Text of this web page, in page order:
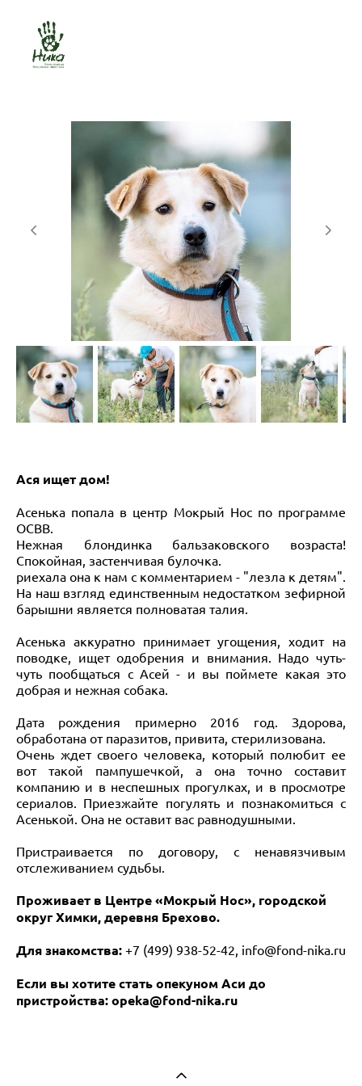
Ася ищет дом!
Асенька попала в центр Мокрый Нос по программе
ОСВВ.
Нежная блондинка бальзаковского возраста!
Спокойная, застенчивая булочка.
риехала она к нам с комментарием - "лезла к детям".
На наш взгляд единственным недостатком зефирной
барышни является полноватая талия.
Асенька аккуратно принимает угощения, ходит на
поводке, ищет одобрения и внимания. Надо чуть-
чуть пообщаться с Асей - и вы поймете какая это
добрая и нежная собака.
Дата рождения примерно 2016 год. Здорова,
обработана от паразитов, привита, стерилизована.
Очень ждет своего человека, который полюбит ее
вот такой пампушечкой, а она точно составит
компанию и в неспешных прогулках, и в просмотре
сериалов. Приезжайте погулять и познакомиться с
Асенькой. Она не оставит вас равнодушными.
Пристраивается по договору, с ненавязчивым
отслеживанием судьбы.
Проживает в Центре «Мокрый Нос», городской
округ Химки, деревня Брехово.
Для знакомства: +7 (499) 938-52-42, info@fond-nika.ru
Если вы хотите стать опекуном Аси до
пристройства: opeka@fond-nika.ru